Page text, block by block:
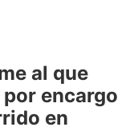
al que
encargo
en